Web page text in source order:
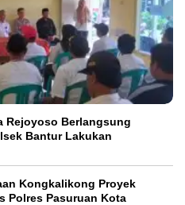
Rejoyoso Berlangsung
Bantur Lakukan
Kongkalikong Proyek
Polres Pasuruan Kota